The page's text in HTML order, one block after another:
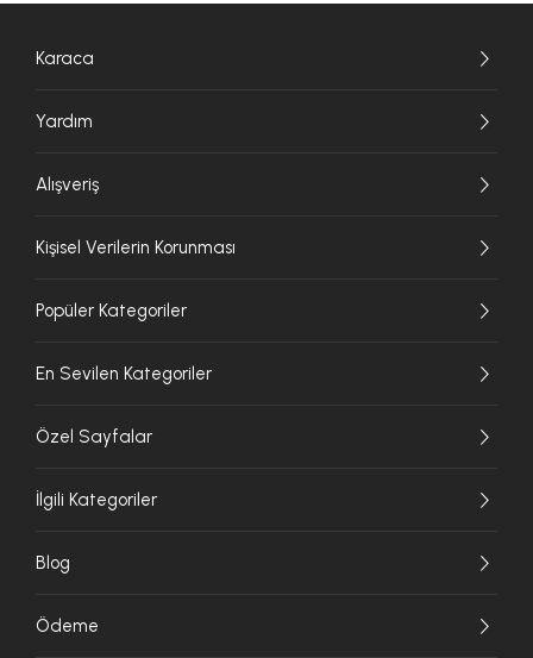
Karaca
Yardım
Alışveriş
Kişisel Verilerin Korunması
Popüler Kategoriler
En Sevilen Kategoriler
Özel Sayfalar
İlgili Kategoriler
Blog
Ödeme